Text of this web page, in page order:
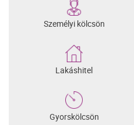
Személyi kölcsön
Lakáshitel
Gyorskölcsön